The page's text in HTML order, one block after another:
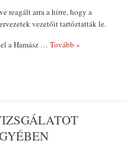
reagált arra a hírre, hogy a
vezetőit tartóztatták le.
a Hamász … Tovább »